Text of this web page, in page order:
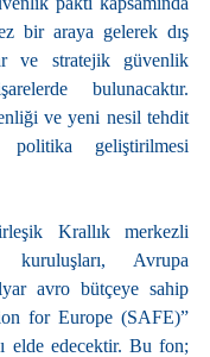
bir araya gelerek dış
ve stratejik güvenlik
bulunacaktır.
ve yeni nesil tehdit
politika geliştirilmesi
Krallık merkezli
kuruluşları, Avrupa
avro bütçeye sahip
for Europe (SAFE)”
elde edecektir. Bu fon;